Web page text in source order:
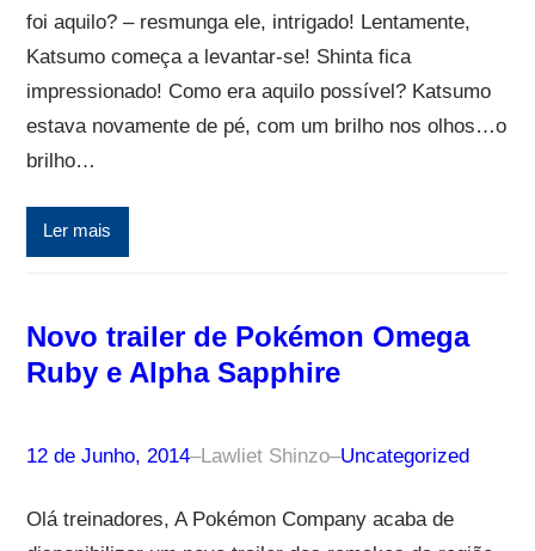
foi aquilo? – resmunga ele, intrigado! Lentamente,
Katsumo começa a levantar-se! Shinta fica
impressionado! Como era aquilo possível? Katsumo
estava novamente de pé, com um brilho nos olhos…o
brilho…
Ler mais
Novo trailer de Pokémon Omega
Ruby e Alpha Sapphire
12 de Junho, 2014–Lawliet Shinzo–Uncategorized
Olá treinadores, A Pokémon Company acaba de